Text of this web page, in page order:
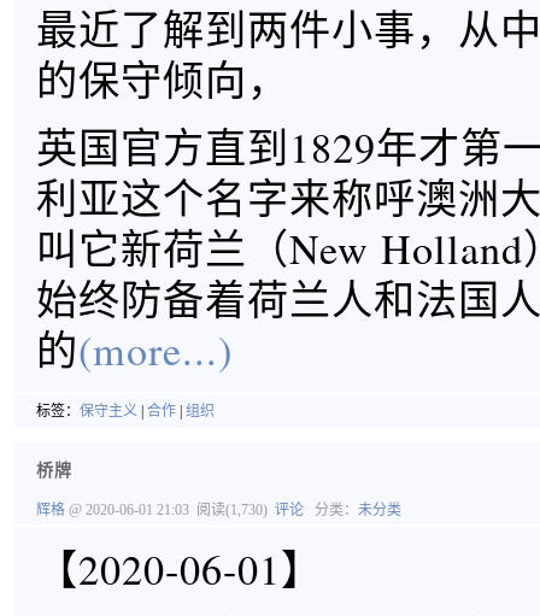
最近了解到两件小事，从
的保守倾向，
英国官方直到1829年才第
利亚这个名字来称呼澳洲
叫它新荷兰（New
始终防备着荷兰人和法国
的(more...)
标签： 保守主义 合作 组织
桥牌
辉格 @ 2020-06-01 21:03 阅读(1,730) 评论 分类： 未分类
【2020-06-01】